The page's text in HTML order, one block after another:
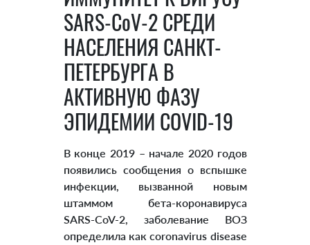
SARS-CoV-2 СРЕДИ
НАСЕЛЕНИЯ САНКТ-
ПЕТЕРБУРГА В
АКТИВНУЮ ФАЗУ
ЭПИДЕМИИ COVID-19
В конце 2019 – начале 2020 годов
появились сообщения о вспышке
инфекции, вызванной новым
штаммом бета-коронавируса
SARS-CoV-2, заболевание ВОЗ
определила как coronavirus disease